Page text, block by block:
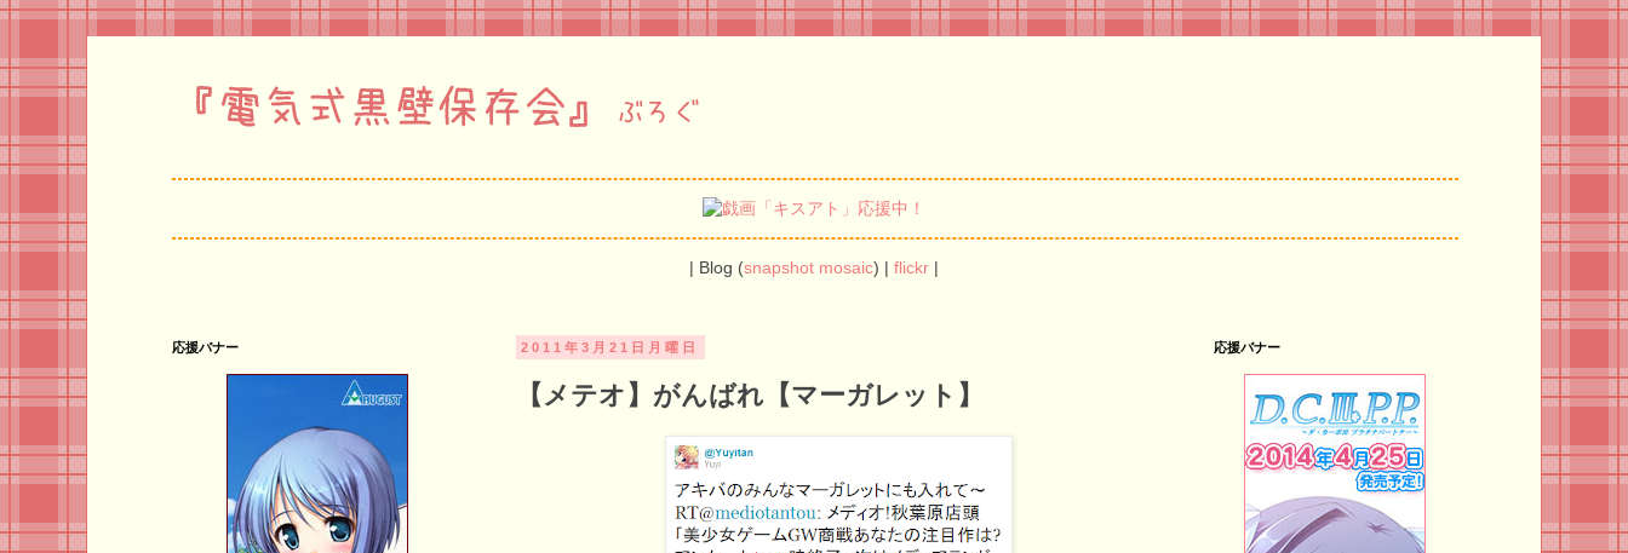
| Blog (snapshot mosaic) | flickr |
2011年3月21日月曜日
【メテオ】がんばれ【マーガレット】
応援バナー 応援バナー